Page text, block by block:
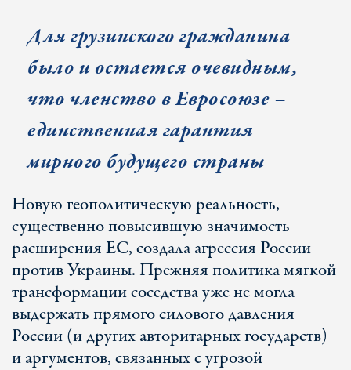
Для грузинского гражданина
было и остается очевидным,
что членство в Евросоюзе –
единственная гарантия
мирного будущего страны
Новую геополитическую реальность,
существенно повысившую значимость
расширения ЕС, создала агрессия России
против Украины. Прежняя политика мягкой
трансформации соседства уже не могла
выдержать прямого силового давления
России (и других авторитарных государств)
и аргументов, связанных с угрозой